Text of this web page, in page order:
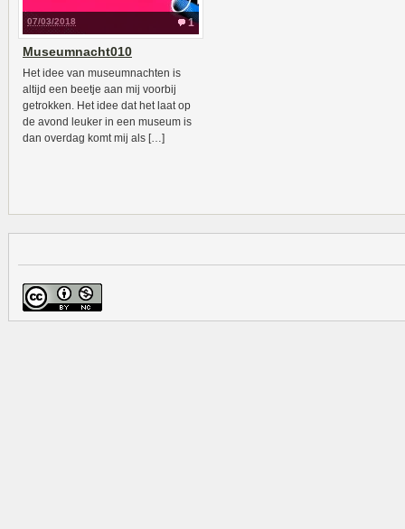
1
07/03/2018
Museumnacht010
Het idee van museumnachten is
altijd een beetje aan mij voorbij
getrokken. Het idee dat het laat op
de avond leuker in een museum is
dan overdag komt mij als […]